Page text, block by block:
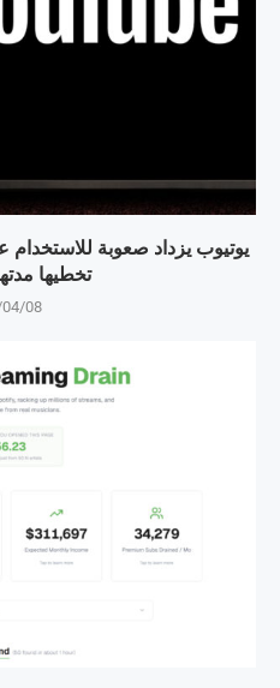
يوتيوب يزداد صعوبة للاستخدام
تخطيها مدتها 90
08